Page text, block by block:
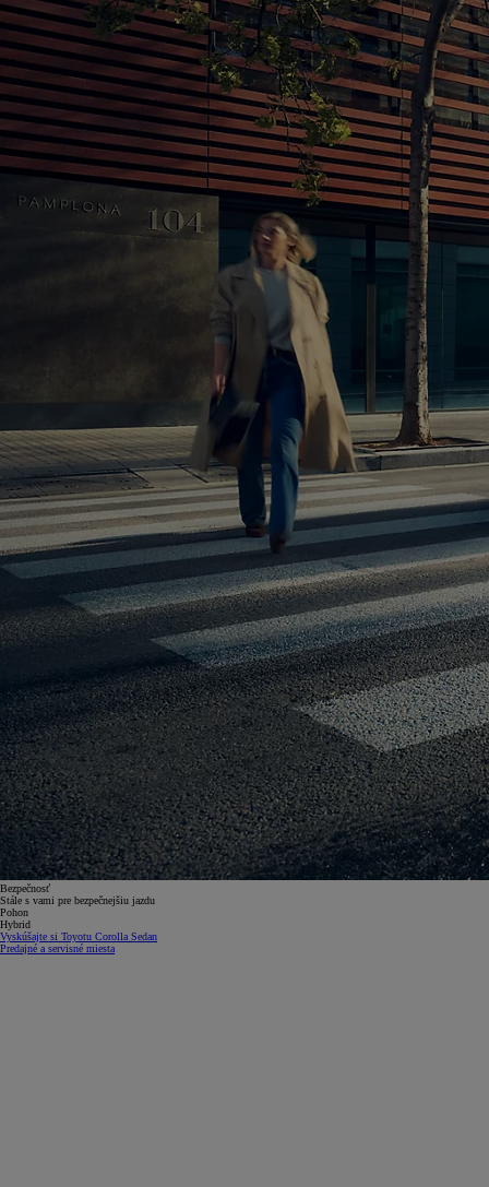
Bezpečnosť
Stále s vami pre bezpečnejšiu jazdu
Pohon
Hybrid
Vyskúšajte si Toyotu Corolla Sedan
Predajné a servisné miesta